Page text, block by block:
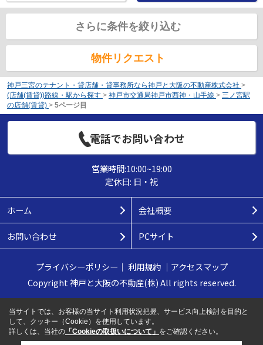
さらに条件を絞り込む
物件リクエスト
神戸三宮のテナント・貸店舗・貸事務所なら神戸と大阪の不動産株式会社 >
(店舗(賃貸))路線・駅から探す > 神戸市交通局神戸市西神・山手線 > 三ノ宮駅
の店舗(賃貸) > 5ページ目
電話でお問い合わせ
営業時間:10:00~19:00
定休日: 日・祝
ホーム 会社概要
お問い合わせ PCサイト
プライバシーポリシー ｜ 利用規約｜ アクセスマップ
Copyright 神戸と大阪の不動産(株) All rights reserved.
当サイトでは、お客様の当サイト利用状況把握、サービス向上検討を目的と
して、クッキー（Cookie）を使用しています。
詳しくは、当社の 「Cookieの取扱いについて」 をご確認ください。